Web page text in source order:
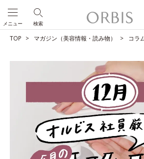
検索
メニュー
TOP マガジン（美容情報・読み物） コラ